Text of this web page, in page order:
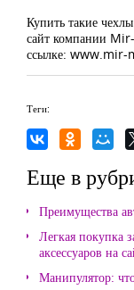
Купить такие
сайт компании
ссылке: www.mir-
Теги:
Еще в
Преимущества
Легкая покупка
аксессуаров на
Манипулятор: